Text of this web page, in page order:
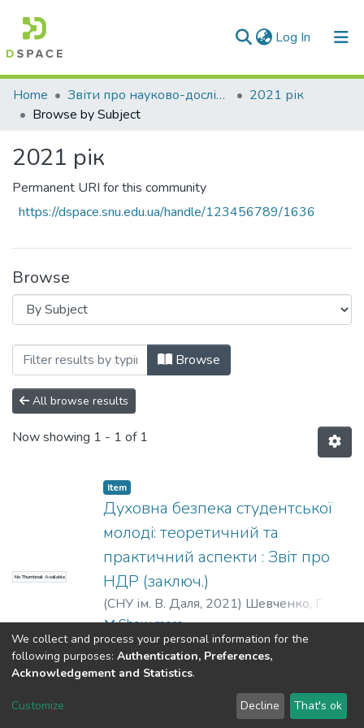
Log In (current)
Communities & Collections
All of DSpace
Home Звіти про науково-дослідну роботу за держбюджетним фінансуванням
2021 рік
Browse by Subject
2021 рік
Permanent URI for this community
https://dspace.snu.edu.ua/handle/123456789/1636
Browse
Browsing 2021 рік by Subject "духовна
Browse
All browse results
Now showing 1 - 1 of 1
No Thumbnail Available
Item
Духовна безпека студентської
молоді: теоретичний та
практичний аспекти : Звіт про
НДР (заключ.)
(СНУ ім. В. Даля, 2021) Шевченко, Г. П.
Антоненко, Т. Л.;Сафонова, І. О.;
Безугла, М. В.
Show more
Dspace & Volodymyr Dahl East Ukrainian National University
LYRASIS
Send Feedback
We collect and process your personal information for the
following purposes: Authentication, Preferences,
Acknowledgement and Statistics.
Customize Decline That's ok